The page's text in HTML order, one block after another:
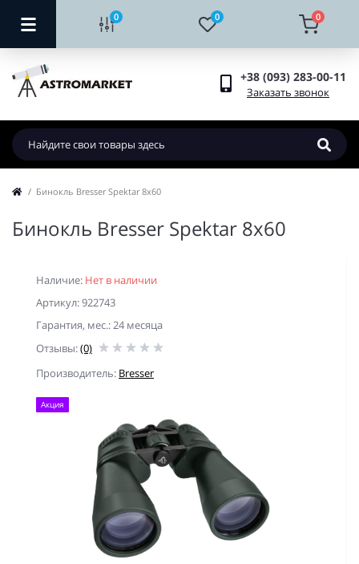
0 0 0
+38 (093) 283-00-11
Заказать звонок
Бинокль Bresser Spektar 8x60
Бинокль Bresser Spektar 8x60
Наличие: Нет в наличии
Артикул: 922743
Гарантия, мес.: 24 месяца
Отзывы:(0)
Производитель: Bresser
Акция